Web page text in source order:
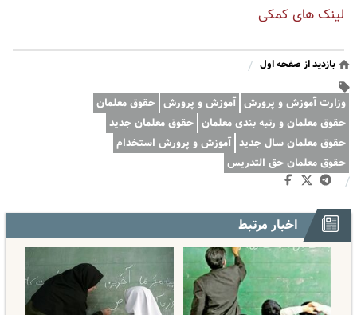
لینک های کمکی
بازدید از صفحه اول /
وزارت آموزش و پرورش آموزش و پرورش حقوق معلمان
حقوق معلمان و رتبه بندی معلمان حقوق معلمان جدید
حقوق معلمان سال جدید آموزش و پرورش استخدام
حقوق معلمان حق التدریس
/
اخبار مرتبط